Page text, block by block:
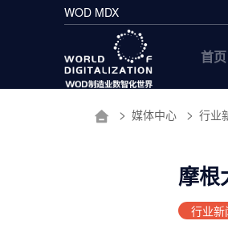
WOD MDX
首页
媒体中心 行业
摩根
行业新